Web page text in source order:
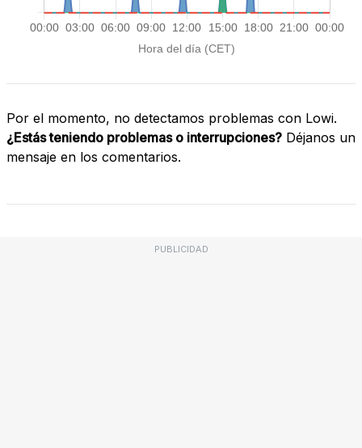
Por el momento, no detectamos problemas con Lowi.
¿Estás teniendo problemas o interrupciones? Déjanos un
mensaje en los comentarios.
PUBLICIDAD